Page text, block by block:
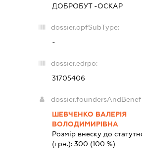
ДОБРОБУТ -ОСКАР
dossier.opfSubType:
-
dossier.edrpo:
31705406
ШЕВЧЕНКО ВАЛЕРІЯ
ВОЛОДИМИРІВНА
Розмір внеску до
(грн.):300 (100 %)